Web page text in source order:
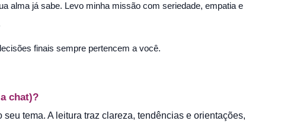
alma já sabe. Levo minha missão com seriedade, empatia e
finais sempre pertencem a você.
chat)?
tema. A leitura traz clareza, tendências e orientações,